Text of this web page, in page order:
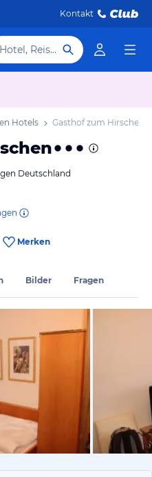
Kontakt
Hotel, Reiseziel
Hotels Gasthof zum Hirschen
Deutschland
Merken
Bilder Fragen
von